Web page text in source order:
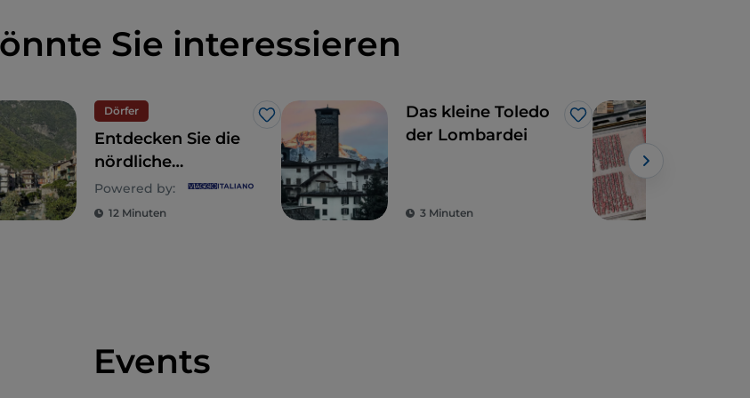
Sie interessieren
Dörfer
Like
Entdecken Sie die
nördliche
Lombardei –
Bellano, Chiavenna
Powered by:
12 Minuten
Like
Das kleine Toledo
der Lombardei
3 Minuten
Events